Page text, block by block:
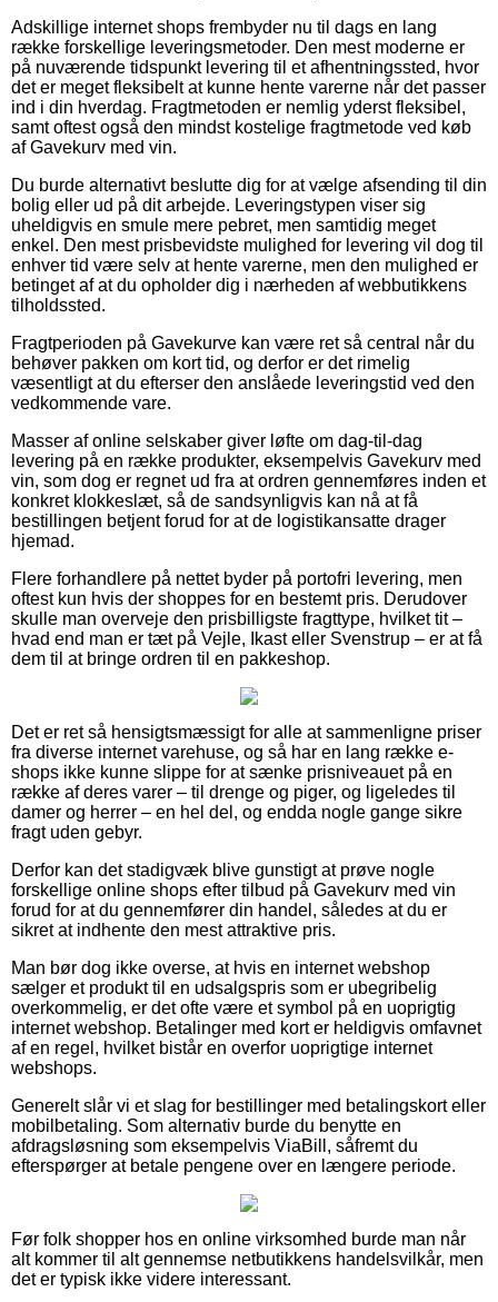
Adskillige internet shops frembyder nu til dags en lang
række forskellige leveringsmetoder. Den mest moderne er
på nuværende tidspunkt levering til et afhentningssted, hvor
det er meget fleksibelt at kunne hente varerne når det passer
ind i din hverdag. Fragtmetoden er nemlig yderst fleksibel,
samt oftest også den mindst kostelige fragtmetode ved køb
af Gavekurv med vin.
Du burde alternativt beslutte dig for at vælge afsending til din
bolig eller ud på dit arbejde. Leveringstypen viser sig
uheldigvis en smule mere pebret, men samtidig meget
enkel. Den mest prisbevidste mulighed for levering vil dog til
enhver tid være selv at hente varerne, men den mulighed er
betinget af at du opholder dig i nærheden af webbutikkens
tilholdssted.
Fragtperioden på Gavekurve kan være ret så central når du
behøver pakken om kort tid, og derfor er det rimelig
væsentligt at du efterser den anslåede leveringstid ved den
vedkommende vare.
Masser af online selskaber giver løfte om dag-til-dag
levering på en række produkter, eksempelvis Gavekurv med
vin, som dog er regnet ud fra at ordren gennemføres inden et
konkret klokkeslæt, så de sandsynligvis kan nå at få
bestillingen betjent forud for at de logistikansatte drager
hjemad.
Flere forhandlere på nettet byder på portofri levering, men
oftest kun hvis der shoppes for en bestemt pris. Derudover
skulle man overveje den prisbilligste fragttype, hvilket tit –
hvad end man er tæt på Vejle, Ikast eller Svenstrup – er at få
dem til at bringe ordren til en pakkeshop.
Det er ret så hensigtsmæssigt for alle at sammenligne priser
fra diverse internet varehuse, og så har en lang række e-
shops ikke kunne slippe for at sænke prisniveauet på en
række af deres varer – til drenge og piger, og ligeledes til
damer og herrer – en hel del, og endda nogle gange sikre
fragt uden gebyr.
Derfor kan det stadigvæk blive gunstigt at prøve nogle
forskellige online shops efter tilbud på Gavekurv med vin
forud for at du gennemfører din handel, således at du er
sikret at indhente den mest attraktive pris.
Man bør dog ikke overse, at hvis en internet webshop
sælger et produkt til en udsalgspris som er ubegribelig
overkommelig, er det ofte være et symbol på en uoprigtig
internet webshop. Betalinger med kort er heldigvis omfavnet
af en regel, hvilket bistår en overfor uoprigtige internet
webshops.
Generelt slår vi et slag for bestillinger med betalingskort eller
mobilbetaling. Som alternativ burde du benytte en
afdragsløsning som eksempelvis ViaBill, såfremt du
efterspørger at betale pengene over en længere periode.
Før folk shopper hos en online virksomhed burde man når
alt kommer til alt gennemse netbutikkens handelsvilkår, men
det er typisk ikke videre interessant.